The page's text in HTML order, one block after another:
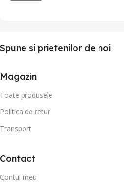
Spune si prietenilor de noi
Magazin
Toate produsele
Politica de retur
Transport
Contact
Contul meu